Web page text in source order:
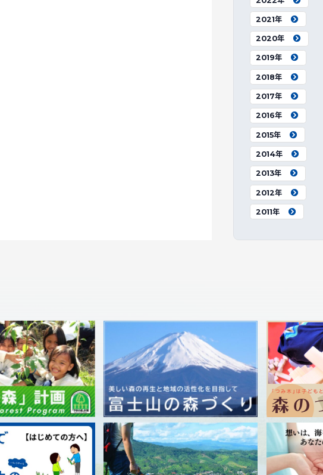
2021年
2020年
2019年
2018年
2017年
2016年
2015年
2014年
2013年
2012年
2011年